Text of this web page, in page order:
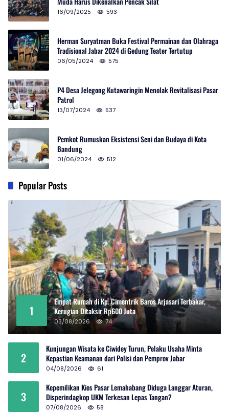
16/09/2025 593
Herman Suryatman Buka Festival Permainan dan Olahraga
Tradisional Jabar 2024 di Gedung Teater Tertutup
06/05/2024 575
P4 Desa Jelegong Kutawaringin Menolak Revitalisasi Pasar
Patrol
13/07/2024 537
Pemkot Rumuskan Eksistensi Seni dan Budaya di Kota
Bandung
01/06/2024 512
Popular Posts
1
Empat Rumah di Kp. Cimentrik Baros Arjasari Terbakar,
Kerugian Ditaksir Rp600 Juta
03/08/2026 74
2
Kunjungan Wisata ke Ciwidey Turun, Pelaku Usaha Minta
Kepastian Keamanan dari Polisi dan Pemprov Jabar
04/08/2026 61
3
Kepemilikan Kios Pasar Lemahabang Diduga Langgar Aturan,
Disperindagkop UKM Terkesan Lepas Tangan?
07/08/2026 58